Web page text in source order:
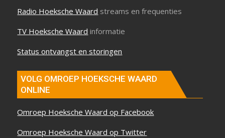
Radio Hoeksche Waard streams en frequenties
TV Hoeksche Waard informatie
Status ontvangst en storingen
VOLG OMROEP HOEKSCHE WAARD
ONLINE
Omroep Hoeksche Waard op Facebook
Omroep Hoeksche Waard op Twitter